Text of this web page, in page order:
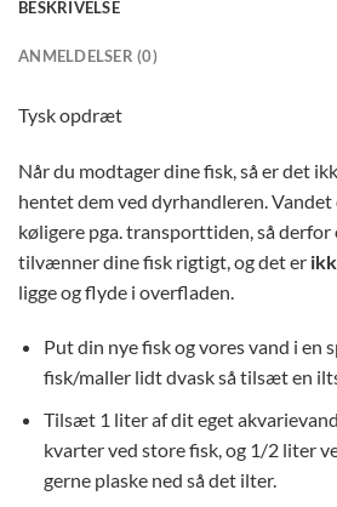
BESKRIVELSE
ANMELDELSER (0)
Tysk opdræt
Når du modtager dine fisk, så er det
hentet dem ved dyrhandleren. Vandet
køligere pga. transporttiden, så derfor
tilvænner dine fisk rigtigt, og det er
ligge og flyde i overfladen.
Put din nye fisk og vores vand i en
fisk/maller lidt dvask så tilsæt en
Tilsæt 1 liter af dit eget
kvarter ved store fisk, og 1/2 liter
gerne plaske ned så det ilter.